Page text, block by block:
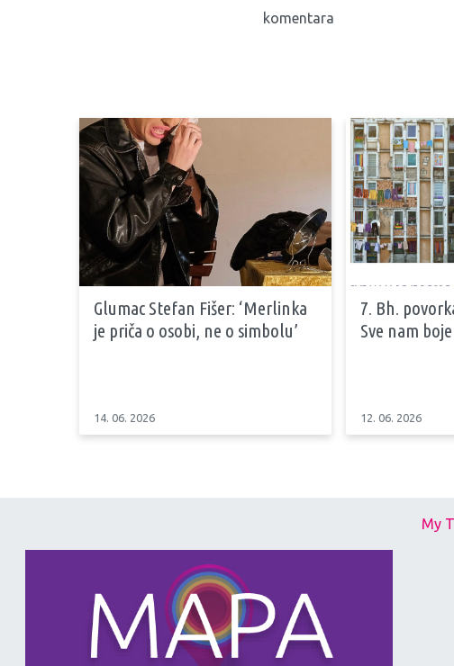
komentara
Glumac Stefan Fišer: ‘Merlinka
je priča o osobi, ne o simbolu’
14. 06. 2026
7. Bh.
Sve nam
12. 06. 2026
My